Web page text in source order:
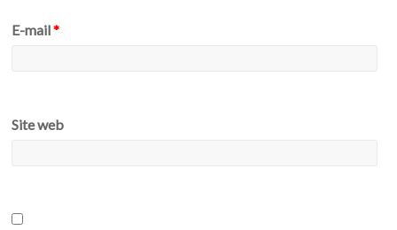
E-mail*
Site web